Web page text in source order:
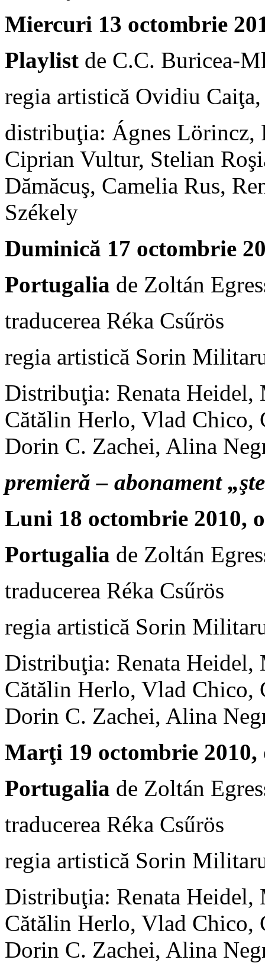
Miercuri 13 octombrie
Playlist de C.C. Buricea-
regia artistică Ovidiu
distribuţia: Ágnes Lörincz,
Ciprian Vultur, Stelian
Dămăcuş, Camelia Rus,
Székely
Duminică 17 octombrie
Portugalia de Zoltán
traducerea Réka Csűrös
regia artistică Sorin
Distribuţia: Renata Heidel,
Cătălin Herlo, Vlad Chico,
Dorin C. Zachei, Alina
premieră – abonament
Luni 18 octombrie 2010,
Portugalia de Zoltán
traducerea Réka Csűrös
regia artistică Sorin
Distribuţia: Renata Heidel,
Cătălin Herlo, Vlad Chico,
Dorin C. Zachei, Alina
Marţi 19 octombrie 2010,
Portugalia de Zoltán
traducerea Réka Csűrös
regia artistică Sorin
Distribuţia: Renata Heidel,
Cătălin Herlo, Vlad Chico,
Dorin C. Zachei, Alina